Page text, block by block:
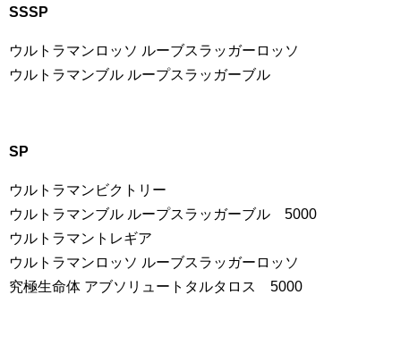
SSSP
ウルトラマンロッソ ルーブスラッガーロッソ
ウルトラマンブル ループスラッガーブル
SP
ウルトラマンビクトリー
ウルトラマンブル ループスラッガーブル 5000
ウルトラマントレギア
ウルトラマンロッソ ルーブスラッガーロッソ
究極生命体 アブソリュートタルタロス 5000